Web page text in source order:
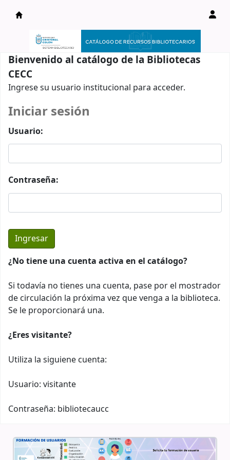
Catálogo en línea
Bienvenido al catálogo de la Bibliotecas
CECC
Ingrese su usuario institucional para acceder.
Iniciar sesión
Usuario:
Contraseña:
¿No tiene una cuenta activa en el catálogo?
Si todavía no tienes una cuenta, pase por el mostrador
de circulación la próxima vez que venga a la biblioteca.
Se le proporcionará una.
¿Eres visitante?
Utiliza la siguiene cuenta:
Usuario: visitante
Contraseña: bibliotecaucc